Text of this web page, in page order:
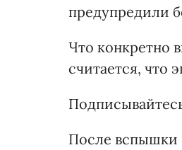
предупредили
Что конкретно
считается, что
После вспышки